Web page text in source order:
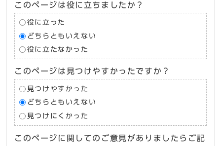
このページは役に立ちましたか？
役に立った
どちらともいえない
役に立たなかった
このページは見つけやすかったですか？
見つけやすかった
どちらともいえない
見つけにくかった
このページに関してのご意見がありましたらご記